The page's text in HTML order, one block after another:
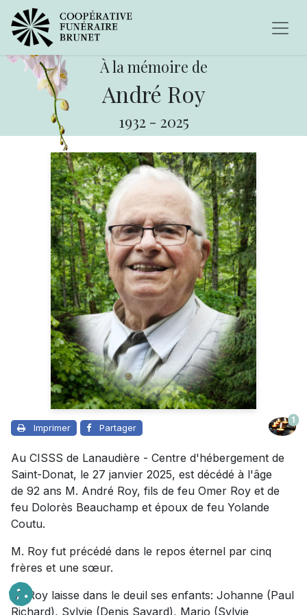
À la mémoire de
André Roy
1932 - 2025
Imprimer Partager
1
Au CISSS de Lanaudière - Centre d'hébergement de
Saint-Donat, le 27 janvier 2025, est décédé à l'âge
de 92 ans M. André Roy, fils de feu Omer Roy et de
feu Dolorès Beauchamp et époux de feu Yolande
Coutu.
M. Roy fut précédé dans le repos éternel par cinq
frères et une sœur.
M. Roy laisse dans le deuil ses enfants: Johanne (Paul
Richard), Sylvie (Denis Savard), Mario (Sylvie